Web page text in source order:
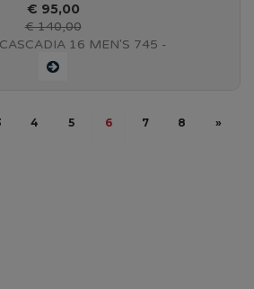
€ 95,00
€ 140,00
16 MEN'S 745 -
Nomad - 110376 1D 758
4 5 6 7 8 »